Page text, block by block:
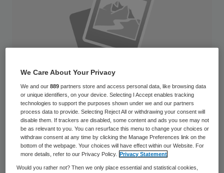
De rechter heeft een Menzis zorgkantoor
op de vingers getikt. Menzis had bij een
aanbesteding bepaalde geschiktheidseisen
We Care About Your Privacy
We and our889 partners store and access personal data, like browsing data
or unique identifiers, on your device. Selecting I Accept enables tracking
technologies to support the purposes shown under we and our partners
process data to provide. Selecting Reject All or withdrawing your consent will
disable them. If trackers are disabled, some content and ads you see may not
be as relevant to you. You can resurface this menu to change your choices or
withdraw consent at any time by clicking the Manage Preferences link on the
bottom of the webpage. Your choices will have effect within our Website. For
more details, refer to our Privacy Policy.
Privacy Statement
Would you rather not? Then we only place essential and statistical cookies,